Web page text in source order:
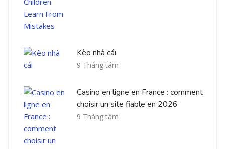
Kèo nhà cái
9 Tháng tám
Casino en ligne en France : comment
choisir un site fiable en 2026
9 Tháng tám